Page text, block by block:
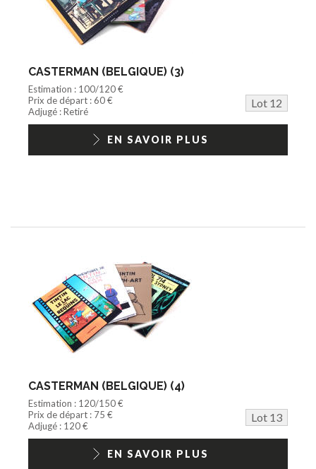
CASTERMAN (BELGIQUE) (3)
Estimation : 100/120 €
Prix de départ : 60 €
Lot 12
Adjugé : Retiré
EN SAVOIR PLUS
CASTERMAN (BELGIQUE) (4)
Estimation : 120/150 €
Prix de départ : 75 €
Lot 13
Adjugé : 120 €
EN SAVOIR PLUS